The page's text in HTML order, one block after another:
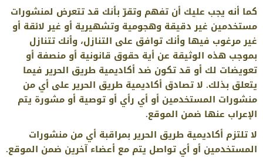
كما أنه يجب عليك أن تفهم وتقرّ بأنك قد تتعرض لمنشورات
مستخدمين غير دقيقة وهجومية وتشهيرية أو غير لائقة أو
غير مرغوب فيها وأنك توافق على التنازل، وأنك تتنازل
بموجب هذه الوثيقة عن أية حقوق قانونية أو منصفة أو
تعويضات لك أو قد تكون ضد أكاديمية طريق الحرير فيما
يتعلق بذلك. لا تصادق أكاديمية طريق الحرير على أي من
منشورات المستخدمين أو أي رأي أو توصية أو مشورة يتم
الإعراب عنها ضمن الموقع.
لا تلتزم أكاديمية طريق الحرير بمراقبة أي من منشورات
المستخدمين أو أي تواصل يتم مع أعضاء آخرين ضمن الموقع.